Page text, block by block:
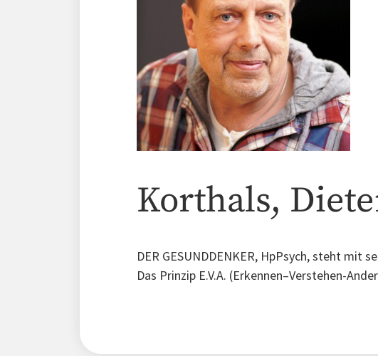
Korthals,
DER GESUNDDENKER, HpPsych, steht
Das Prinzip E.V.A. (Erkennen–Verstehen-